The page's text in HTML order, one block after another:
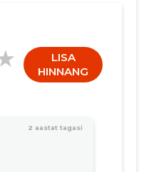
LISA
HINNANG
2 aastat tagasi